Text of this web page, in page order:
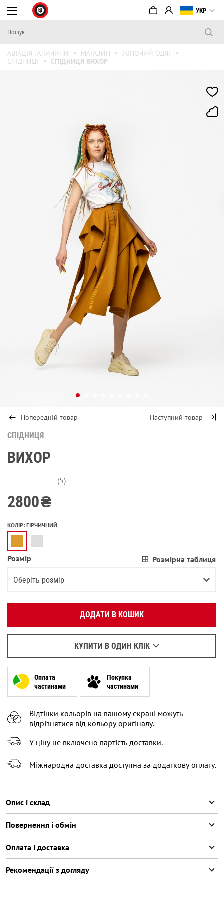
УКР
АВІАЦІЯ ГАЛИЧИНИ МАГАЗИН
ЖІНОЧИЙ ОДЯГ
СПІДНИЦІ
СПІДНИЦЯ ВИХОР
Попередній товар Наступний товар
СПІДНИЦЯ
ВИХОР
(5)
2800₴
КОЛІР: ГІРЧИЧНИЙ
Розмір Розмірна таблиця
Оберіть розмір
XS
L
XL
ДОДАТИ В КОШИК
КУПИТИ В ОДИН КЛІК
Вкажіть ваш номер телефону:
OK
Написати у WhatsApp
Оплата
частинами
Покупка
частинами
Відтінки кольорів на вашому екрані можуть
відрізнятися від кольору оригіналу.
У ціну не включено вартість доставки.
Міжнародна доставка доступна за додаткову оплату.
Опис і склад
Повернення і обмін
Оплата і доставка
Рекомендації з догляду